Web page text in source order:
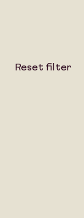
Reset filter